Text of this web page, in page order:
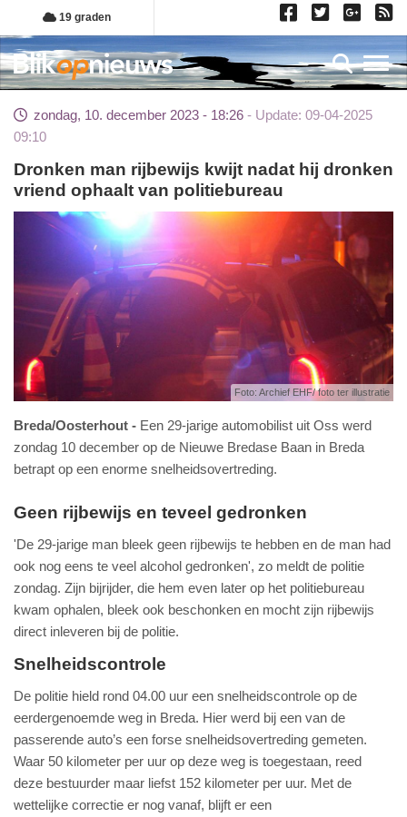
Overslaan
en
naar
de
gaan
19 graden
zondag, 10. december 2023 - 18:26
Update: 09-04-2025
09:10
Dronken man rijbewijs kwijt nadat hij dronken
vriend ophaalt van politiebureau
Foto: Archief EHF/ foto ter illustratie
Breda/Oosterhout
Een 29-jarige automobilist uit Oss werd
zondag 10 december op de Nieuwe Bredase Baan in Breda
betrapt op een enorme snelheidsovertreding.
Geen rijbewijs en teveel gedronken
'De 29-jarige man bleek geen rijbewijs te hebben en de man had
ook nog eens te veel alcohol gedronken', zo meldt de politie
zondag. Zijn bijrijder, die hem even later op het politiebureau
kwam ophalen, bleek ook beschonken en mocht zijn rijbewijs
direct inleveren bij de politie.
Snelheidscontrole
De politie hield rond 04.00 uur een snelheidscontrole op de
eerdergenoemde weg in Breda. Hier werd bij een van de
passerende auto’s een forse snelheidsovertreding gemeten.
Waar 50 kilometer per uur op deze weg is toegestaan, reed
deze bestuurder maar liefst 152 kilometer per uur. Met de
wettelijke correctie er nog vanaf, blijft er een